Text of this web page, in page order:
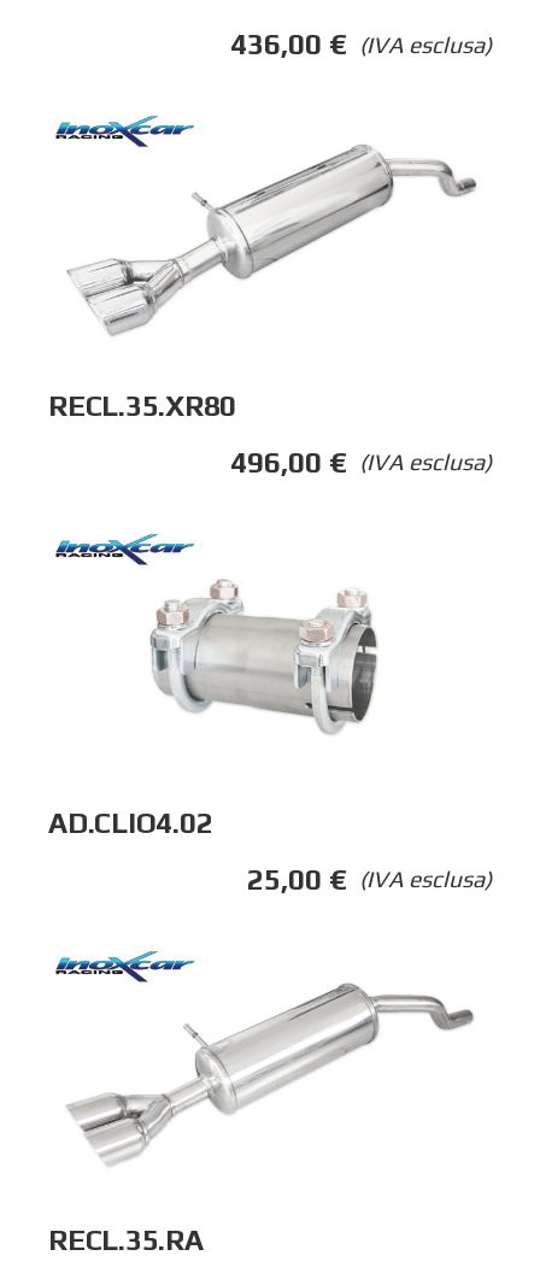
(IVA esclusa)
436,00 €
RECL.35.XR80
(IVA esclusa)
496,00 €
AD.CLIO4.02
(IVA esclusa)
25,00 €
RECL.35.RA